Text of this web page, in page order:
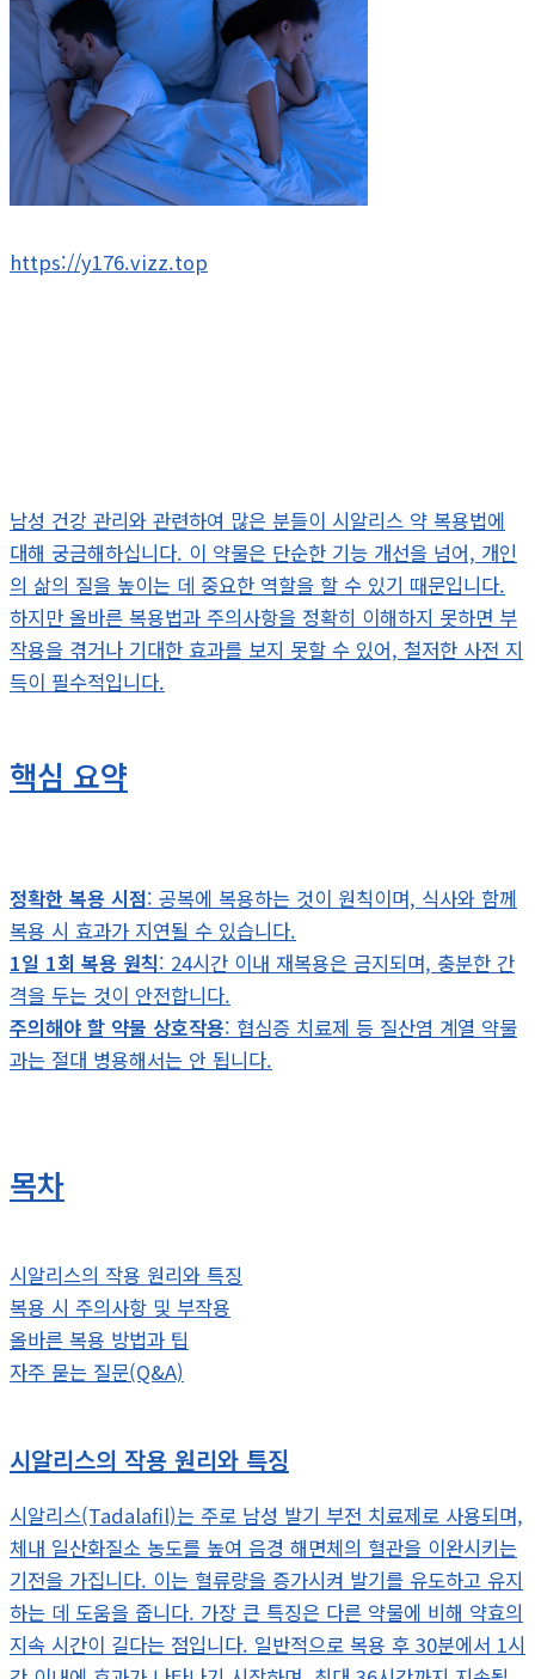
https://y176.vizz.top
남성 건강 관리와 관련하여 많은 분들이 시알리스 약 복용법에
대해 궁금해하십니다. 이 약물은 단순한 기능 개선을 넘어, 개인
의 삶의 질을 높이는 데 중요한 역할을 할 수 있기 때문입니다.
하지만 올바른 복용법과 주의사항을 정확히 이해하지 못하면 부
작용을 겪거나 기대한 효과를 보지 못할 수 있어, 철저한 사전 지
득이 필수적입니다.
핵심 요약
정확한 복용 시점: 공복에 복용하는 것이 원칙이며, 식사와 함께
복용 시 효과가 지연될 수 있습니다.
1일 1회 복용 원칙: 24시간 이내 재복용은 금지되며, 충분한 간
격을 두는 것이 안전합니다.
주의해야 할 약물 상호작용: 협심증 치료제 등 질산염 계열 약물
과는 절대 병용해서는 안 됩니다.
목차
시알리스의 작용 원리와 특징
복용 시 주의사항 및 부작용
올바른 복용 방법과 팁
자주 묻는 질문(Q&A)
시알리스의 작용 원리와 특징
시알리스(Tadalafil)는 주로 남성 발기 부전 치료제로 사용되며,
체내 일산화질소 농도를 높여 음경 해면체의 혈관을 이완시키는
기전을 가집니다. 이는 혈류량을 증가시켜 발기를 유도하고 유지
하는 데 도움을 줍니다. 가장 큰 특징은 다른 약물에 비해 약효의
지속 시간이 길다는 점입니다. 일반적으로 복용 후 30분에서 1시